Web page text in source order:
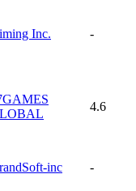
Inc. -
4.6
inc -